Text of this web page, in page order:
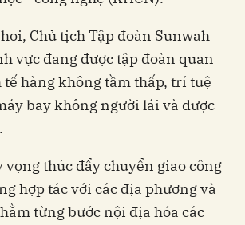
Chủ tịch Tập đoàn Sunwah
vực đang được tập đoàn quan
hàng không tầm thấp, trí tuệ
bay không người lái và dược
vọng thúc đẩy chuyển giao công
hợp tác với các địa phương và
từng bước nội địa hóa các